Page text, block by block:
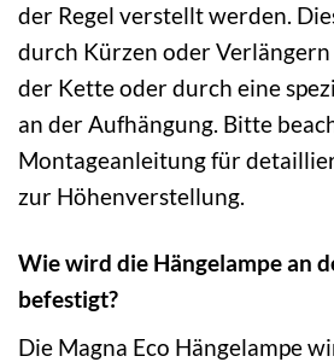
der Regel verstellt werden.
durch Kürzen oder Verlängern
der Kette oder durch eine
an der Aufhängung. Bitte
Montageanleitung für
zur Höhenverstellung.
Wie wird die Hängelampe an
befestigt?
Die Magna Eco Hängelampe